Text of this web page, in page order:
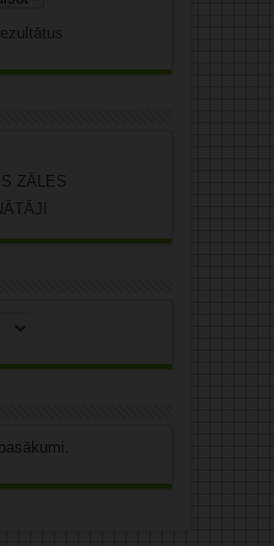
ZĀLES